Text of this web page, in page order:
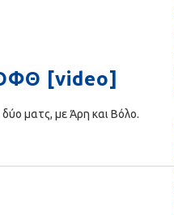
ΟΦΘ [video]
ματς, με Άρη και Βόλο.